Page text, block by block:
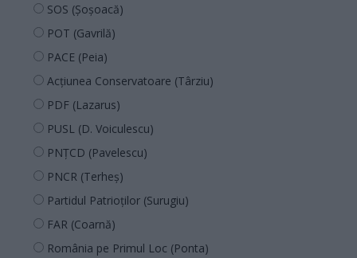
SOS (Șoșoacă)
POT (Gavrilă)
PACE (Peia)
Acțiunea Conservatoare (Târziu)
PDF (Lazarus)
PUSL (D. Voiculescu)
PNȚCD (Pavelescu)
PNCR (Terheș)
Partidul Patrioților (Surugiu)
FAR (Coarnă)
România pe Primul Loc (Ponta)